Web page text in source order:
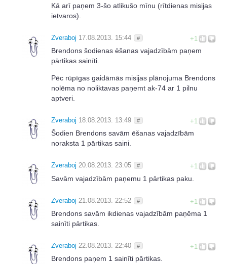
Kā arī paņem 3-šo atlikušo mīnu (rītdienas misijas
ietvaros).
+1
Zveraboj 17.08.2013. 15:44 #
Brendons šodienas ēšanas vajadzībām paņem
pārtikas sainīti.
Pēc rūpīgas gaidāmās misijas plānojuma Brendons
nolēma no noliktavas paņemt ak-74 ar 1 pilnu
aptveri.
+1
Zveraboj 18.08.2013. 13:49 #
Šodien Brendons savām ēšanas vajadzībām
noraksta 1 pārtikas saini.
+1
Zveraboj 20.08.2013. 23:05 #
Savām vajadzībām paņemu 1 pārtikas paku.
+1
Zveraboj 21.08.2013. 22:52 #
Brendons savām ikdienas vajadzībām paņēma 1
sainīti pārtikas.
+1
Zveraboj 22.08.2013. 22:40 #
Brendons paņem 1 sainīti pārtikas.